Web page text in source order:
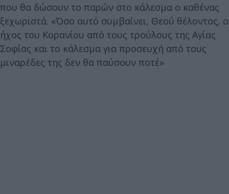
που θα δώσουν το παρών στο κάλεσμα ο καθένας
ξεχωριστά. «Όσο αυτό συμβαίνει, Θεού θέλοντος, ο
ήχος του Κορανίου από τους τρούλους της Αγίας
Σοφίας και το κάλεσμα για προσευχή από τους
μιναρέδες της δεν θα παύσουν ποτέ»